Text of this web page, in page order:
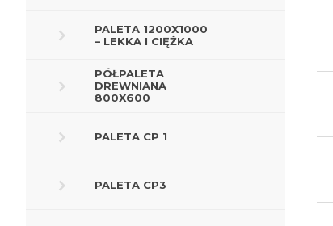
PALETA 1200X1000
– LEKKA I CIĘŻKA
PÓŁPALETA
DREWNIANA
800X600
PALETA CP 1
PALETA CP3